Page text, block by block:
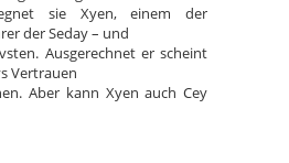
sie Xyen, einem der
der Seday – und
Ausgerechnet er scheint
Vertrauen
Aber kann Xyen auch Cey